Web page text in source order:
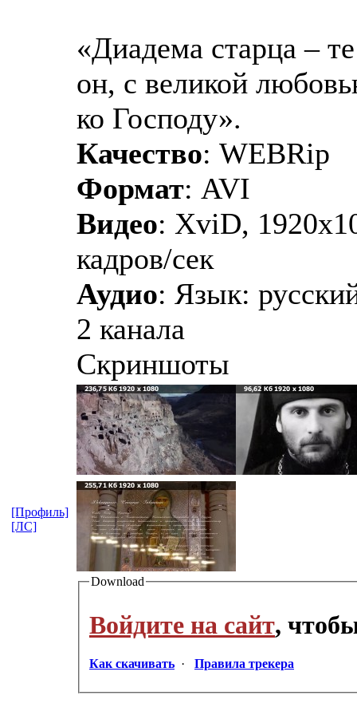
«Диадема старца –
он, с великой
ко Господу».
Качество: WEBRip
Формат: AVI
Видео: XviD,
кадров/сек
Аудио: Язык:
2 канала
Скриншоты
Download
Войдите на сайт,
Как скачивать · Правила трекера
[Профиль]
[ЛС]